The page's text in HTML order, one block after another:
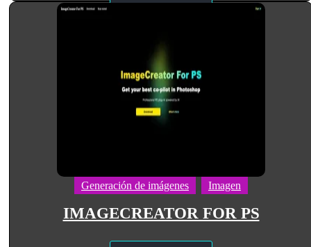
Generación de imágenes Imagen
IMAGECREATOR FOR PS